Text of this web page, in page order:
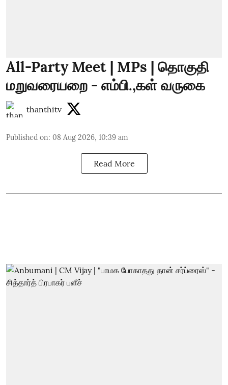
All-Party Meet | MPs | தொகுதி
மறுவரையறை - எம்பி.,கள் வருகை
thanthitv
Published on: 08 Aug 2026, 10:39 am
Read More